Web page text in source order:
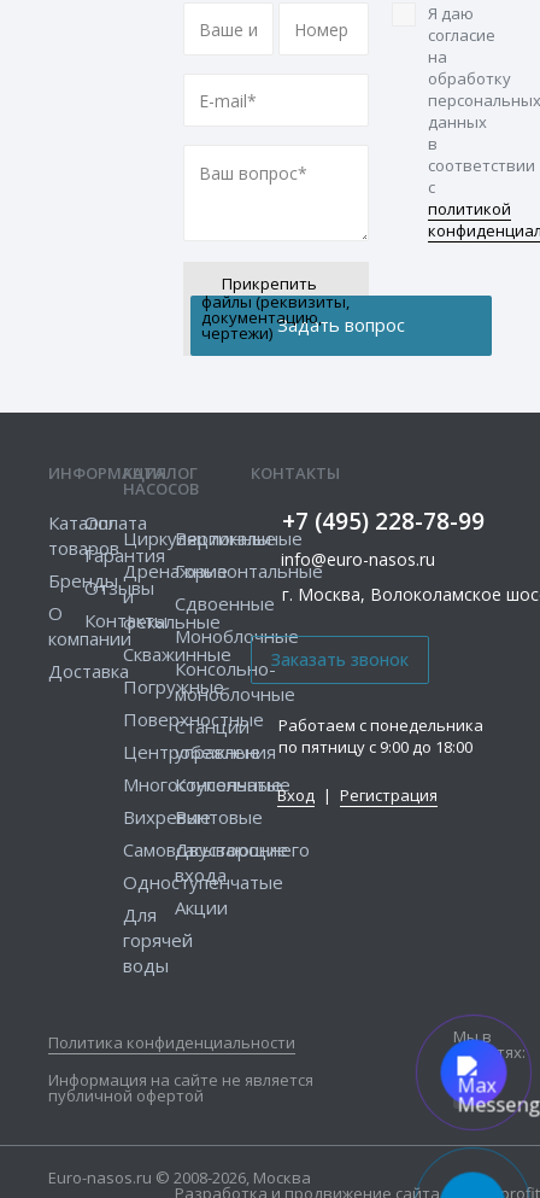
Прикрепить
файлы (реквизиты,
документацию,
чертежи)
Я даю
согласие
на
обработку
персональных
данных
в
соответствии
с
политикой
КОНТАКТЫ
+7 (495) 228-78-99
info@euro-nasos.ru
г. Москва, Волоколамское
Работаем с понедельника
по пятницу с 9:00 до 18:00
Вход | Регистрация
ИНФОРМАЦИЯ
Каталог
товаров
Бренды
О
компании
Доставка
Оплата
Гарантия
Отзывы
Контакты
КАТАЛОГ
НАСОСОВ
Циркуляционные
Дренажные
и
фекальные
Скважинные
Погружные
Поверхностные
Центробежные
Многоступенчатые
Вихревые
Самовсасывающие
Одноступенчатые
Для
горячей
воды
Вертикальные
Горизонтальные
Сдвоенные
Моноблочные
Консольно-
моноблочные
Станции
управления
Консольные
Винтовые
Двустороннего
входа
Акции
Политика конфиденциальности
Информация на сайте не является
публичной офертой
Мы в
соцсетях:
Euro-nasos.ru © 2008-2026, Москва
Разработка и продвижение сайта — Seo4profit